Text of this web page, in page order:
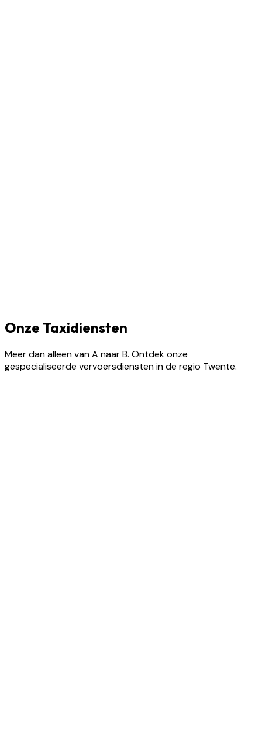
Onze Taxidiensten
Meer dan alleen van A naar B. Ontdek onze
gespecialiseerde vervoersdiensten in de regio Twente.